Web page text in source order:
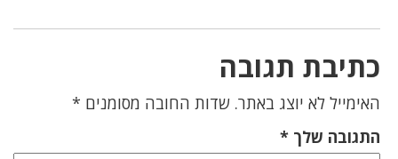
כתיבת תגובה
האימייל לא יוצג באתר. שדות החובה מסומנים *
התגובה שלך *